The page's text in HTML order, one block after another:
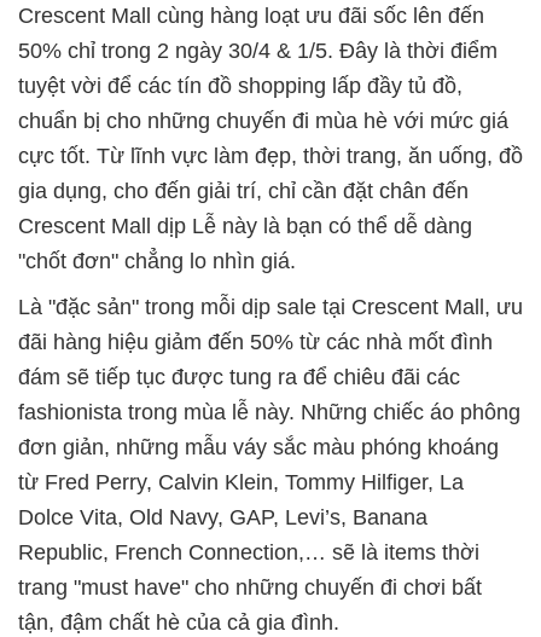
Crescent Mall cùng hàng loạt ưu đãi sốc lên đến
50% chỉ trong 2 ngày 30/4 & 1/5. Đây là thời điểm
tuyệt vời để các tín đồ shopping lấp đầy tủ đồ,
chuẩn bị cho những chuyến đi mùa hè với mức giá
cực tốt. Từ lĩnh vực làm đẹp, thời trang, ăn uống, đồ
gia dụng, cho đến giải trí, chỉ cần đặt chân đến
Crescent Mall dịp Lễ này là bạn có thể dễ dàng
"chốt đơn" chẳng lo nhìn giá.
Là "đặc sản" trong mỗi dịp sale tại Crescent Mall, ưu
đãi hàng hiệu giảm đến 50% từ các nhà mốt đình
đám sẽ tiếp tục được tung ra để chiêu đãi các
fashionista trong mùa lễ này. Những chiếc áo phông
đơn giản, những mẫu váy sắc màu phóng khoáng
từ Fred Perry, Calvin Klein, Tommy Hilfiger, La
Dolce Vita, Old Navy, GAP, Levi’s, Banana
Republic, French Connection,… sẽ là items thời
trang "must have" cho những chuyến đi chơi bất
tận, đậm chất hè của cả gia đình.